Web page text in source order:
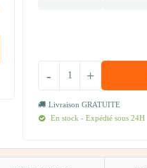
+
-
Livraison GRATUITE
En stock - Expédié sous 24H